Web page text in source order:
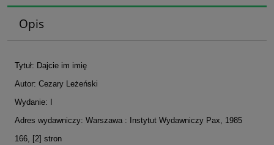
Opis
Tytuł: Dajcie im imię
Autor: Cezary Leżeński
Wydanie: I
Adres wydawniczy: Warszawa : Instytut Wydawniczy Pax, 1985
166, [2] stron